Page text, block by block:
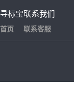
寻标宝
首页
联系我们
联系客服